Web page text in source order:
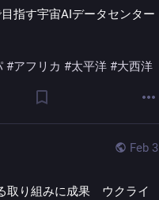
指す宇宙AIデータセンター
#アフリカ #太平洋 #大西洋
Feb 3
取り組みに成果　ウクライ